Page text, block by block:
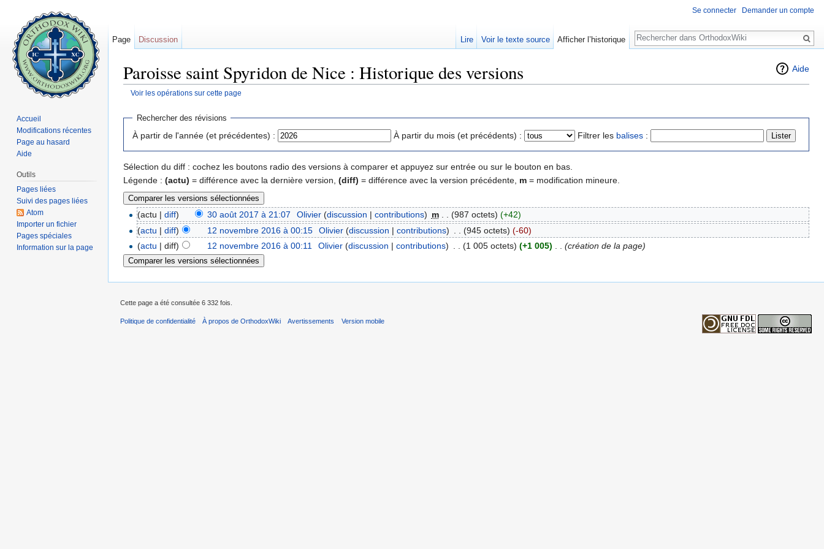
Aide
Paroisse saint Spyridon de Nice : Historique des versions
Voir les opérations sur cette page
Rechercher des révisions
À partir de l'année (et précédentes) : À partir du mois (et précédents) : Filtrer les balises :
Sélection du diff : cochez les boutons radio des versions à comparer et appuyez sur entrée ou sur le bouton en bas.
Légende : (actu) = différence avec la dernière version, (diff) = différence avec la version précédente, m = modification mineure.
(actu |diff) 30 août 2017 à 21:07 Olivier (discussion | contributions) m (987 octets) (+42)
(actu |diff) 12 novembre 2016 à 00:15 Olivier (discussion | contributions) (945 octets) (-60)
(actu | diff) 12 novembre 2016 à 00:11 Olivier (discussion | contributions) (1 005 octets) (+1 005) (création de la page)
Se connecter Demander un compte
Page Discussion Lire Voir le texte source Afficher l’historique
Rechercher
Accueil
Modifications récentes
Page au hasard
Aide
Outils
Pages liées
Suivi des pages liées
Atom
Importer un fichier
Pages spéciales
Information sur la page
Cette page a été consultée 6 332 fois.
Politique de confidentialité À propos de OrthodoxWiki Avertissements Version mobile